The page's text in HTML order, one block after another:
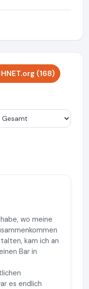
(168)
wo meine
kam ich an
Bar in
es endlich